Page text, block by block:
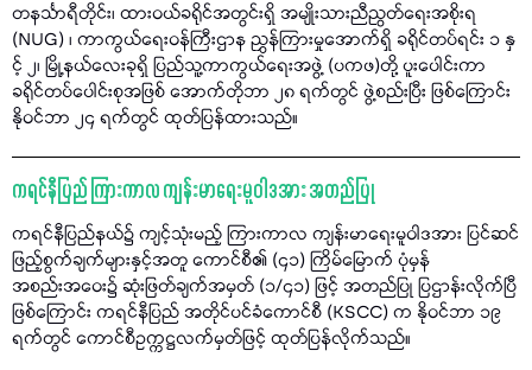
တနင်္သာရီတိုင်း၊ ထားဝယ်ခရိုင်အတွင်းရှိ အမျိုးသားညီညွတ်ရေးအစိုးရ
(NUG) ၊ ကာကွယ်ရေးဝန်ကြီးဌာန ညွှန်ကြားမှုအောက်ရှိ ခရိုင်တပ်ရင်း ၁ နှ
င့် ၂၊ မြို့နယ်လေးခုရှိ ပြည်သူ့ကာကွယ်ရေးအဖွဲ့ (ပကဖ)တို့ ပူးပေါင်းကာ
ခရိုင်တပ်ပေါင်းစုအဖြစ် အောက်တိုဘာ ၂၈ ရက်တွင် ဖွဲ့စည်းပြီး ဖြစ်ကြောင်း
နိုဝင်ဘာ ၂၄ ရက်တွင် ထုတ်ပြန်ထားသည်။
ကရင်နီပြည် ကြားကာလ ကျန်းမာရေးမူဝါဒအား အတည်ပြု
ကရင်နီပြည်နယ်၌ ကျင့်သုံးမည့် ကြားကာလ ကျန်းမာရေးမူဝါဒအား ပြင်ဆင်
ဖြည့်စွက်ချက်များနှင့်အတူ ကောင်စီ၏ (၄၁) ကြိမ်မြောက် ပုံမှန်
အစည်းအဝေး၌ ဆုံးဖြတ်ချက်အမှတ် (၁/၄၁) ဖြင့် အတည်ပြု ပြဌာန်းလိုက်ပြီ
ဖြစ်ကြောင်း ကရင်နီပြည် အတိုင်ပင်ခံကောင်စီ (KSCC) က နိုဝင်ဘာ ၁၉
ရက်တွင် ကောင်စီဥက္ကဋ္ဌလက်မှတ်ဖြင့် ထုတ်ပြန်လိုက်သည်။